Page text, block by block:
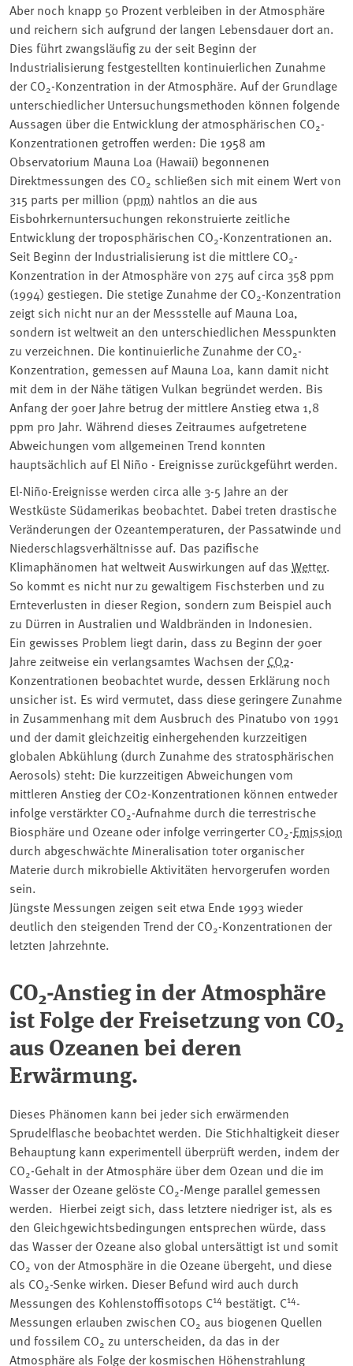
Aber noch knapp 50 Prozent verbleiben in der Atmosphäre
und reichern sich aufgrund der langen Lebensdauer dort an.
Dies führt zwangsläufig zu der seit Beginn der
Industrialisierung festgestellten kontinuierlichen Zunahme
der CO2-Konzentration in der Atmosphäre. Auf der Grundlage
unterschiedlicher Untersuchungsmethoden können folgende
Aussagen über die Entwicklung der atmosphärischen CO2-
Konzentrationen getroffen werden: Die 1958 am
Observatorium Mauna Loa (Hawaii) begonnenen
Direktmessungen des CO2 schließen sich mit einem Wert von
315 parts per million (ppm) nahtlos an die aus
Eisbohrkernuntersuchungen rekonstruierte zeitliche
Entwicklung der troposphärischen CO2-Konzentrationen an.
Seit Beginn der Industrialisierung ist die mittlere CO2-
Konzentration in der Atmosphäre von 275 auf circa 358 ppm
(1994) gestiegen. Die stetige Zunahme der CO2-Konzentration
zeigt sich nicht nur an der Messstelle auf Mauna Loa,
sondern ist weltweit an den unterschiedlichen Messpunkten
zu verzeichnen. Die kontinuierliche Zunahme der CO2-
Konzentration, gemessen auf Mauna Loa, kann damit nicht
mit dem in der Nähe tätigen Vulkan begründet werden. Bis
Anfang der 90er Jahre betrug der mittlere Anstieg etwa 1,8
ppm pro Jahr. Während dieses Zeitraumes aufgetretene
Abweichungen vom allgemeinen Trend konnten
hauptsächlich auf El Niño - Ereignisse zurückgeführt werden.
El-Niño-Ereignisse werden circa alle 3-5 Jahre an der
Westküste Südamerikas beobachtet. Dabei treten drastische
Veränderungen der Ozeantemperaturen, der Passatwinde und
Niederschlagsverhältnisse auf. Das pazifische
Klimaphänomen hat weltweit Auswirkungen auf das Wetter.
So kommt es nicht nur zu gewaltigem Fischsterben und zu
Ernteverlusten in dieser Region, sondern zum Beispiel auch
zu Dürren in Australien und Waldbränden in Indonesien.
Ein gewisses Problem liegt darin, dass zu Beginn der 90er
Jahre zeitweise ein verlangsamtes Wachsen derCO2-
Konzentrationen beobachtet wurde, dessen Erklärung noch
unsicher ist. Es wird vermutet, dass diese geringere Zunahme
in Zusammenhang mit dem Ausbruch des Pinatubo von 1991
und der damit gleichzeitig einhergehenden kurzzeitigen
globalen Abkühlung (durch Zunahme des stratosphärischen
Aerosols) steht: Die kurzzeitigen Abweichungen vom
mittleren Anstieg der CO2-Konzentrationen können entweder
infolge verstärkter CO2-Aufnahme durch die terrestrische
Biosphäre und Ozeane oder infolge verringerter CO2-Emission
durch abgeschwächte Mineralisation toter organischer
Materie durch mikrobielle Aktivitäten hervorgerufen worden
sein.
Jüngste Messungen zeigen seit etwa Ende 1993 wieder
deutlich den steigenden Trend der CO2-Konzentrationen der
letzten Jahrzehnte.
CO2-Anstieg in der Atmosphäre
ist Folge der Freisetzung von CO2
aus Ozeanen bei deren
Erwärmung.
Dieses Phänomen kann bei jeder sich erwärmenden
Sprudelflasche beobachtet werden. Die Stichhaltigkeit dieser
Behauptung kann experimentell überprüft werden, indem der
CO2-Gehalt in der Atmosphäre über dem Ozean und die im
Wasser der Ozeane gelöste CO2-Menge parallel gemessen
werden. Hierbei zeigt sich, dass letztere niedriger ist, als es
den Gleichgewichtsbedingungen entsprechen würde, dass
das Wasser der Ozeane also global untersättigt ist und somit
CO2 von der Atmosphäre in die Ozeane übergeht, und diese
als CO2-Senke wirken. Dieser Befund wird auch durch
Messungen des Kohlenstoffisotops C14 bestätigt. C14-
Messungen erlauben zwischen CO2 aus biogenen Quellen
und fossilem CO2 zu unterscheiden, da das in der
Atmosphäre als Folge der kosmischen Höhenstrahlung